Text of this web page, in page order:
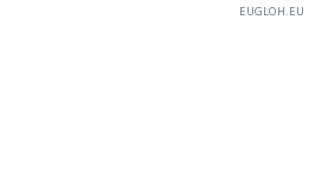
EUGLOH.EU